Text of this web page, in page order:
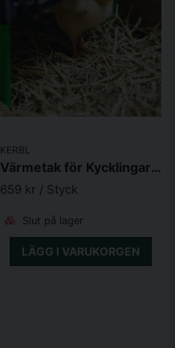
KERBL
Värmetak för Kycklingar CozyHeat
659 kr / Styck
Slut på lager
LÄGG I VARUKORGEN